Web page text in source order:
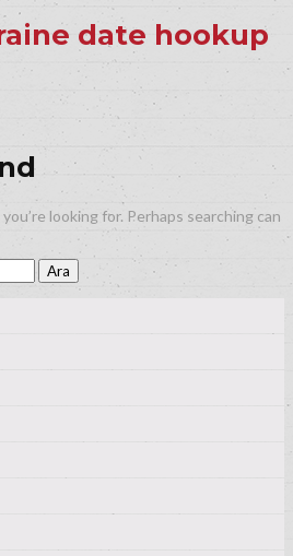
date hookup
looking for. Perhaps searching can